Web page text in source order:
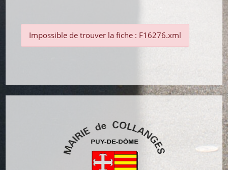
Impossible de trouver la fiche : F16276.xml